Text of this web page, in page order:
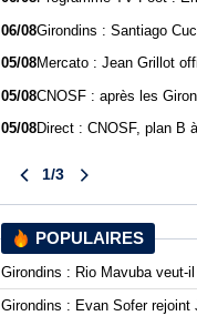
dénonce la gestion du
06/08Girondins : Santiago
05/08Mercato : Jean Grillot
05/08CNOSF : après les
05/08Direct : CNOSF, plan B
1/3
POPULAIRES
Girondins : Rio Mavuba veut-
Girondins : Evan Sofer rejoint